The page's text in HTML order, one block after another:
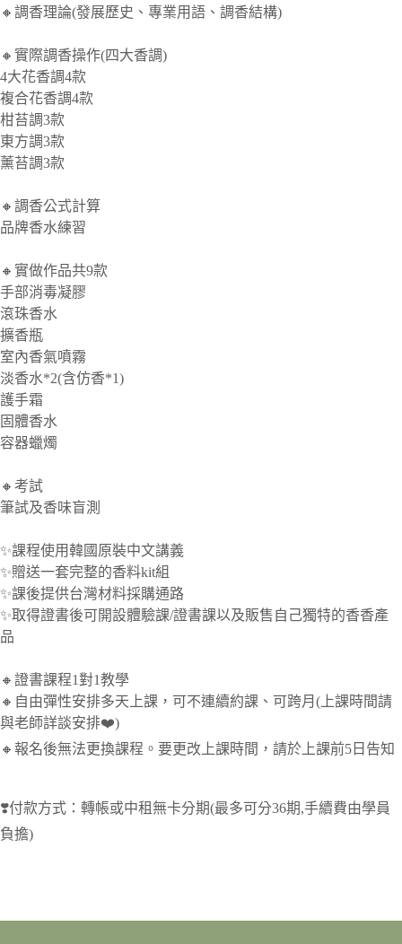
🔸調香理論(發展歷史、專業用語、調香結構)
🔸實際調香操作(四大香調)
4大花香調4款
複合花香調4款
柑苔調3款
東方調3款
薰苔調3款
🔸調香公式計算
品牌香水練習
🔸實做作品共9款
手部消毒凝膠
滾珠香水
擴香瓶
室內香氣噴霧
淡香水*2(含仿香*1)
護手霜
固體香水
容器蠟燭
🔸考試
筆試及香味盲測
✨課程使用韓國原裝中文講義
✨贈送一套完整的香料kit組
✨課後提供台灣材料採購通路
✨取得證書後可開設體驗課/證書課以及販售自己獨特的香香產
品
🔸證書課程1對1教學
🔸自由彈性安排多天上課，可不連續約課、可跨月(上課時間請
與老師詳談安排❤️)
🔸報名後無法更換課程。要更改上課時間，請於上課前5日告知
❣️付款方式：轉帳或中租無卡分期(最多可分36期,手續費由學員
負擔)